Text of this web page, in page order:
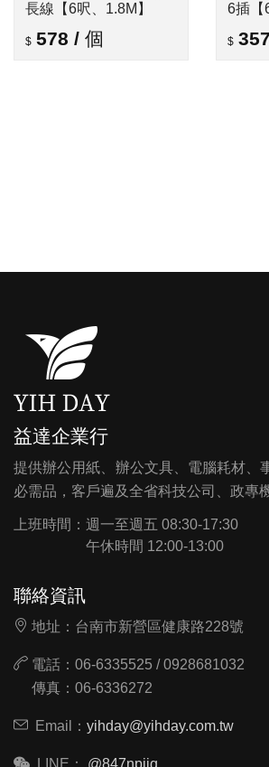
長線【6呎、1.8M】
578 / 個
6插【
357
益達企業行
提供辦公用紙、辦公文具、電腦耗材
必需品，客戶遍及全省科技公司、政專
上班時間： 週一至週五 08:30-17:30
午休時間 12:00-13:00
聯絡資訊
地址：台南市新營區健康路228號
電話：06-6335525 / 0928681032
傳真：06-6336272
Email： yihday@yihday.com.tw
LINE： @847npjjq